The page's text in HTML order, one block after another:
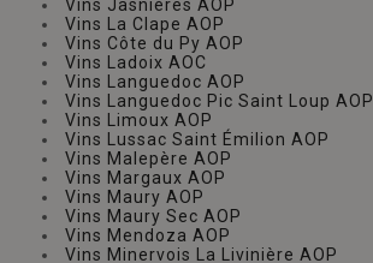
Vins Jasnières AOP
Vins La Clape AOP
Vins Côte du Py AOP
Vins Ladoix AOC
Vins Languedoc AOP
Vins Languedoc Pic Saint Loup AOP
Vins Limoux AOP
Vins Lussac Saint Émilion AOP
Vins Malepère AOP
Vins Margaux AOP
Vins Maury AOP
Vins Maury Sec AOP
Vins Mendoza AOP
Vins Minervois La Livinière AOP